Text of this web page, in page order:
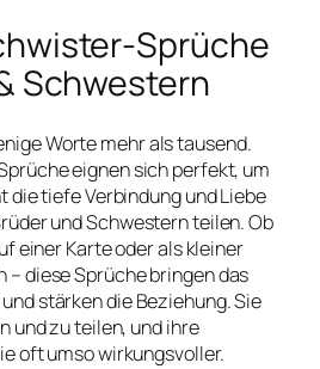
Sprüche
Schwestern
Worte mehr als tausend.
eignen sich perfekt, um
die tiefe Verbindung und Liebe
und Schwestern teilen. Ob
einer Karte oder als kleiner
diese Sprüche bringen das
stärken die Beziehung. Sie
und zu teilen, und ihre
oft umso wirkungsvoller.